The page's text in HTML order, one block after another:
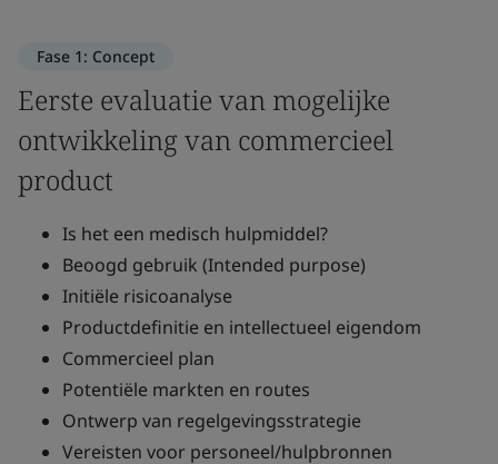
Fase 1: Concept
Eerste evaluatie van mogelijke
ontwikkeling van commercieel
product
Is het een medisch hulpmiddel?
Beoogd gebruik (Intended purpose)
Initiële risicoanalyse
Productdefinitie en intellectueel eigendom
Commercieel plan
Potentiële markten en routes
Ontwerp van regelgevingsstrategie
Vereisten voor personeel/hulpbronnen